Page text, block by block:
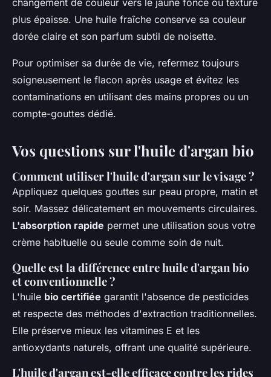
changement de couleur vers le jaune foncé ou texture
plus épaisse. Une huile fraîche conserve sa couleur
dorée claire et son parfum subtil de noisette.
Pour optimiser sa durée de vie, refermez toujours
soigneusement le flacon après usage et évitez les
contaminations en utilisant des mains propres ou un
compte-gouttes dédié.
Vos questions sur l'huile d'argan bio
Comment utiliser l'huile d'argan sur le visage ?
Appliquez quelques gouttes sur peau propre, matin et
soir. Massez délicatement en mouvements circulaires.
L'absorption rapide permet une utilisation sous votre
crème habituelle ou seule comme soin de nuit.
Quelle est la différence entre huile d'argan bio
et conventionnelle ?
L'huile bio certifiée garantit l'absence de pesticides
et respecte des méthodes d'extraction traditionnelles.
Elle préserve mieux les vitamines E et les
antioxydants naturels, offrant une qualité supérieure.
L'huile d'argan est-elle efficace contre les rides